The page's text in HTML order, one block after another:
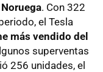
Noruega. Con 322
el Tesla
más vendido del
superventas
256 unidades, el